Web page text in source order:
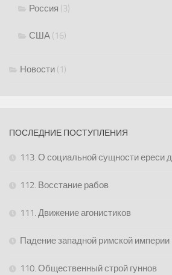
Россия (3)
США (16)
Новости (1)
ПОСЛЕДНИЕ ПОСТУПЛЕНИЯ
113. О социальной сущности ереси
112. Восстание рабов
111. Движение агонистиков
Падение западной римской империи
110. Общественный строй гуннов